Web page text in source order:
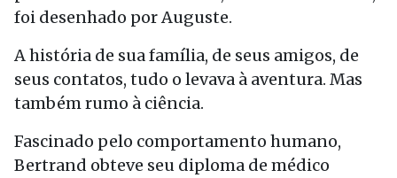
foi desenhado por Auguste.
A história de sua família, de seus amigos, de
seus contatos, tudo o levava à aventura. Mas
também rumo à ciência.
Fascinado pelo comportamento humano,
Bertrand obteve seu diploma de médico